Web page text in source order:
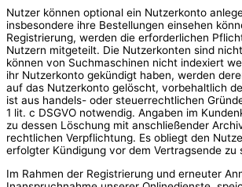
Nutzer können optional ein Nutzerkonto
insbesondere ihre Bestellungen einsehen
Registrierung, werden die erforderlichen
Nutzern mitgeteilt. Die Nutzerkonten sind
können von Suchmaschinen nicht indexiert
ihr Nutzerkonto gekündigt haben, werden
auf das Nutzerkonto gelöscht, vorbehaltlich
ist aus handels- oder steuerrechtlichen
1 lit. c DSGVO notwendig. Angaben im
zu dessen Löschung mit anschließender
rechtlichen Verpflichtung. Es obliegt den
erfolgter Kündigung vor dem Vertragsende zu
Im Rahmen der Registrierung und erneuter